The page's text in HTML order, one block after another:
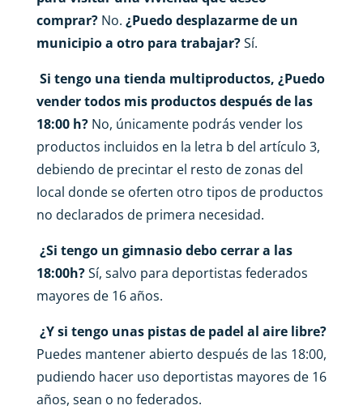
comprar? No. ¿Puedo desplazarme de un
municipio a otro para trabajar?Sí.
Si tengo una tienda multiproductos, ¿Puedo
vender todos mis productos después de las
18:00 h? No, únicamente podrás vender los
productos incluidos en la letra b del artículo 3,
debiendo de precintar el resto de zonas del
local donde se oferten otro tipos de productos
no declarados de primera necesidad.
¿Si tengo un gimnasio debo cerrar a las
18:00h?Sí, salvo para deportistas federados
mayores de 16 años.
¿Y si tengo unas pistas de padel al aire libre?
Puedes mantener abierto después de las 18:00,
pudiendo hacer uso deportistas mayores de 16
años, sean o no federados.